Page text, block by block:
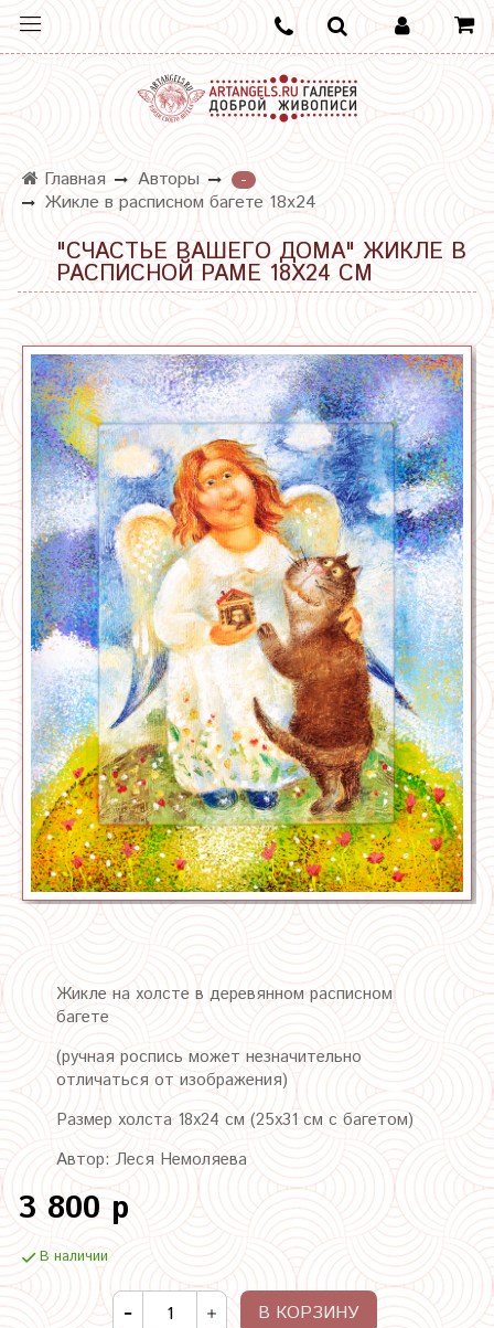
Главная Авторы
-
Жикле в расписном багете 18х24
"СЧАСТЬЕ ВАШЕГО ДОМА" ЖИКЛЕ В
РАСПИСНОЙ РАМЕ 18Х24 СМ
Жикле на холсте в деревянном расписном
багете
(ручная роспись может незначительно
отличаться от изображения)
Размер холста 18х24 см (25х31 см с багетом)
Автор: Леся Немоляева
3 800 р
В наличии
В КОРЗИНУ